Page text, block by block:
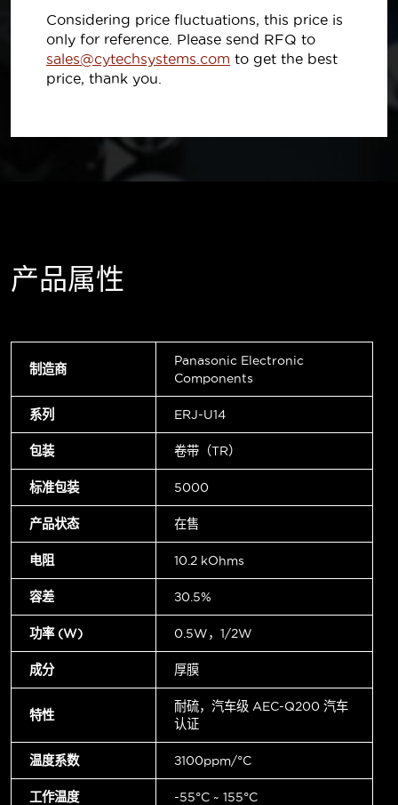
Considering price fluctuations, this price is
only for reference. Please send RFQ to
sales@cytechsystems.com to get the best
price, thank you.
产品属性
制造商
Panasonic Electronic
Components
系列 ERJ-U14
包装 卷带（TR）
标准包装 5000
产品状态 在售
电阻 10.2 kOhms
容差 ±0.5%
功率 (W) 0.5W，1/2W
成分 厚膜
特性
耐硫，汽车级 AEC-Q200 汽车
认证
温度系数 ±100ppm/°C
工作温度 -55°C ~ 155°C